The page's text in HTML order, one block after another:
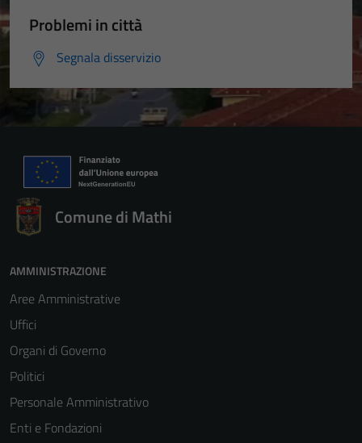
Problemi in città
Segnala disservizio
Comune di Mathi
AMMINISTRAZIONE
Aree Amministrative
Uffici
Organi di Governo
Politici
Personale Amministrativo
Enti e Fondazioni